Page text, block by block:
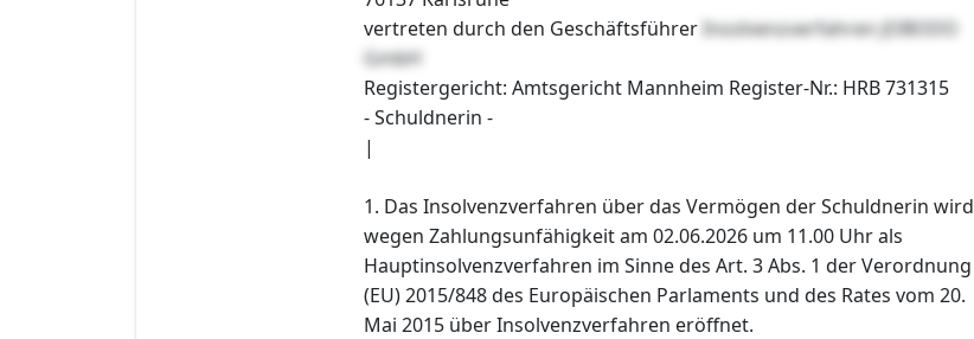
vertreten durch den Geschäftsführer Insolvenzverfahren JOBODO
GmbH
Registergericht: Amtsgericht Mannheim Register-Nr.: HRB 731315
- Schuldnerin -
|
1. Das Insolvenzverfahren über das Vermögen der Schuldnerin wird
wegen Zahlungsunfähigkeit am 02.06.2026 um 11.00 Uhr als
Hauptinsolvenzverfahren im Sinne des Art. 3 Abs. 1 der Verordnung
(EU) 2015/848 des Europäischen Parlaments und des Rates vom 20.
Mai 2015 über Insolvenzverfahren eröffnet.